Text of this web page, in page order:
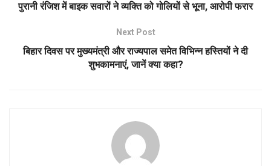
पुरानी रंजिश में बाइक सवारों ने व्यक्ति को गोलियों से भूना, आरोपी फरार
Next Post
बिहार दिवस पर मुख्यमंत्री और राज्यपाल समेत विभिन्न हस्तियों ने दी
शुभकामनाएं, जानें क्या कहा?